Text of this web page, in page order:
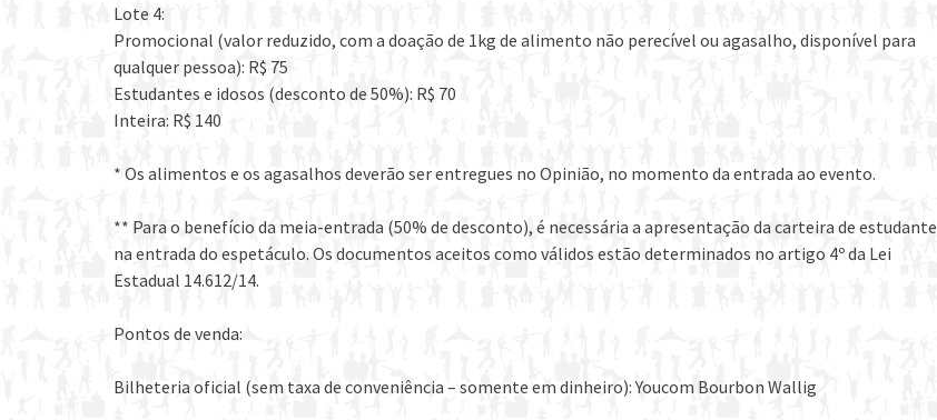
Lote 4:
Promocional (valor reduzido, com a doação de 1kg de alimento não perecível ou agasalho, disponível para
qualquer pessoa): R$ 75
Estudantes e idosos (desconto de 50%): R$ 70
Inteira: R$ 140
* Os alimentos e os agasalhos deverão ser entregues no Opinião, no momento da entrada ao evento.
** Para o benefício da meia-entrada (50% de desconto), é necessária a apresentação da carteira de estudante
na entrada do espetáculo. Os documentos aceitos como válidos estão determinados no artigo 4º da Lei
Estadual 14.612/14.
Pontos de venda:
Bilheteria oficial (sem taxa de conveniência – somente em dinheiro): Youcom Bourbon Wallig